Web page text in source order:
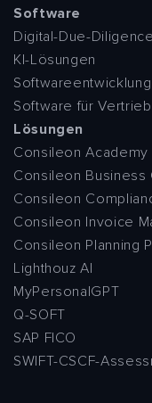
Software
Digital-Due-Diligence
KI-Lösungen
Softwareentwicklung
Software für
Lösungen
Consileon Academy
Consileon Business
Consileon
Consileon Invoice
Consileon Planning
Lighthouz AI
MyPersonalGPT
Q-SOFT
SAP FICO
SWIFT-CSCF-